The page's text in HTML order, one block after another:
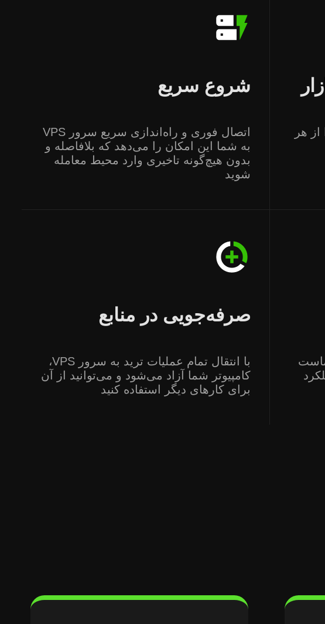
از هر
شروع سریع
اتصال فوری و راه‌اندازی سریع سرور VPS
به شما این امکان را می‌دهد که بلافاصله و
بدون هیچ‌گونه تاخیری وارد محیط معامله
شوید
صرفه‌جویی در منابع
با انتقال تمام عملیات ترید به سرور VPS،
کامپیوتر شما آزاد می‌شود و می‌توانید از آن
برای کارهای دیگر استفاده کنید